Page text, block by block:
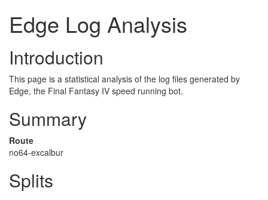
Edge Log Analysis
Introduction
This page is a statistical analysis of the log files generated by
Edge, the Final Fantasy IV speed running bot.
Summary
Route
no64-excalbur
Splits